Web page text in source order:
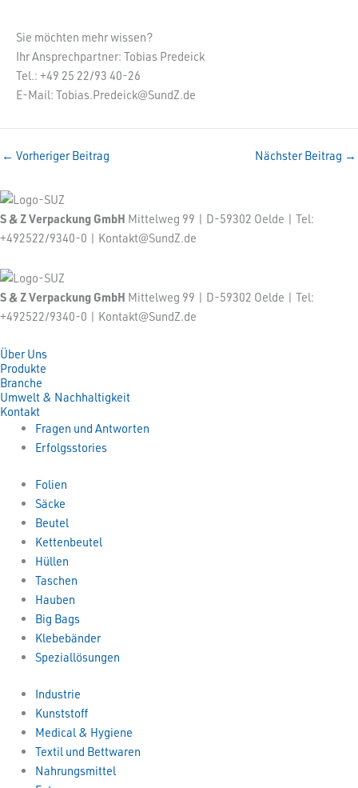
Sie möchten mehr wissen?
Ihr Ansprechpartner: Tobias Predeick
Tel.: +49 25 22/93 40-26
E-Mail: Tobias.Predeick@SundZ.de
← Vorheriger Beitrag Nächster Beitrag →
S & Z Verpackung GmbH Mittelweg 99 | D-59302 Oelde | Tel:
+492522/9340-0 | Kontakt@SundZ.de
S & Z Verpackung GmbH Mittelweg 99 | D-59302 Oelde | Tel:
+492522/9340-0 | Kontakt@SundZ.de
Über Uns
Produkte
Branche
Umwelt & Nachhaltigkeit
Kontakt
Fragen und Antworten
Erfolgsstories
Folien
Säcke
Beutel
Kettenbeutel
Hüllen
Taschen
Hauben
Big Bags
Klebebänder
Speziallösungen
Industrie
Kunststoff
Medical & Hygiene
Textil und Bettwaren
Nahrungsmittel